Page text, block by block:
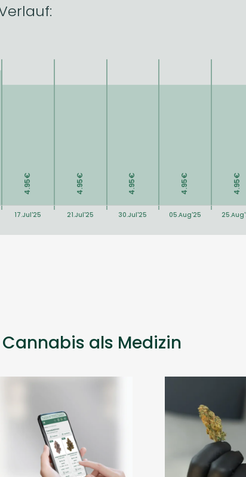
als Medizin